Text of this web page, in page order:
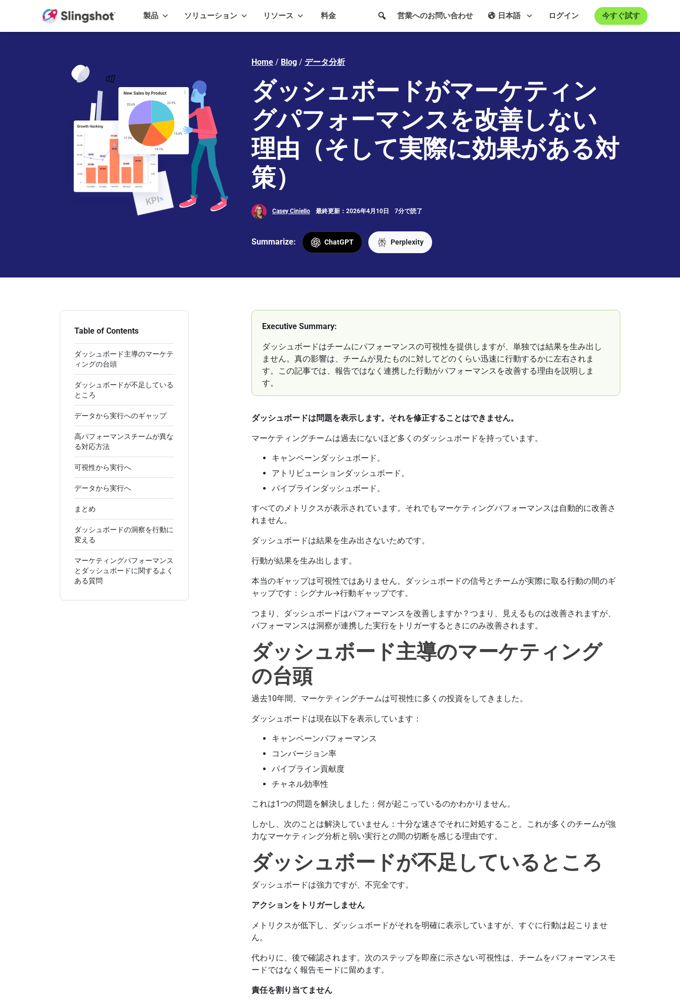
製品 ソリューション リソース 料金 今すぐ試す
ログイン
日本語
営業へのお問い合わせ
Home / Blog / データ分析
ダッシュボードがマーケティン
グパフォーマンスを改善しない
理由（そして実際に効果がある対
策）
Casey Ciniello 最終更新：2026年4月10日 7分で読了
Summarize: ChatGPT Perplexity
Table of Contents
ダッシュボード主導のマーケテ
ィングの台頭
ダッシュボードが不足している
ところ
データから実行へのギャップ
高パフォーマンスチームが異な
る対応方法
可視性から実行へ
データから実行へ
まとめ
ダッシュボードの洞察を行動に
変える
マーケティングパフォーマンス
とダッシュボードに関するよく
ある質問
Executive Summary:
ダッシュボードはチームにパフォーマンスの可視性を提供しますが、単独では結果を生み出し
ません。真の影響は、チームが見たものに対してどのくらい迅速に行動するかに左右されま
す。この記事では、報告ではなく連携した行動がパフォーマンスを改善する理由を説明しま
す。
ダッシュボードは問題を表示します。それを修正することはできません。
マーケティングチームは過去にないほど多くのダッシュボードを持っています。
キャンペーンダッシュボード。
アトリビューションダッシュボード。
パイプラインダッシュボード。
すべてのメトリクスが表示されています。それでもマーケティングパフォーマンスは自動的に改善さ
れません。
ダッシュボードは結果を生み出さないためです。
行動が結果を生み出します。
本当のギャップは可視性ではありません。ダッシュボードの信号とチームが実際に取る行動の間のギ
ャップです：シグナル→行動ギャップです。
つまり、ダッシュボードはパフォーマンスを改善しますか？つまり、見えるものは改善されますが、
パフォーマンスは洞察が連携した実行をトリガーするときにのみ改善されます。
ダッシュボード主導のマーケティング
の台頭
過去10年間、マーケティングチームは可視性に多くの投資をしてきました。
ダッシュボードは現在以下を表示しています：
キャンペーンパフォーマンス
コンバージョン率
パイプライン貢献度
チャネル効率性
これは1つの問題を解決しました：何が起こっているのかわかりません。
しかし、次のことは解決していません：十分な速さでそれに対処すること。これが多くのチームが強
力なマーケティング分析と弱い実行との間の切断を感じる理由です。
ダッシュボードが不足しているところ
ダッシュボードは強力ですが、不完全です。
アクションをトリガーしません
メトリクスが低下し、ダッシュボードがそれを明確に表示していますが、すぐに行動は起こりませ
ん。
代わりに、後で確認されます。次のステップを即座に示さない可視性は、チームをパフォーマンスモ
ードではなく報告モードに留めます。
責任を割り当てません